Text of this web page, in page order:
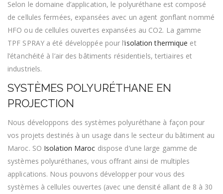
Selon le domaine d’application, le polyuréthane est composé
de cellules fermées, expansées avec un agent gonflant nommé
HFO ou de cellules ouvertes expansées au CO2. La gamme
TPF SPRAY a été développée pour l’isolation thermique et
l’étanchéité à l’air des bâtiments résidentiels, tertiaires et
industriels.
SYSTÈMES POLYURÉTHANE EN
PROJECTION
Nous développons des systèmes polyuréthane à façon pour
vos projets destinés à un usage dans le secteur du bâtiment au
Maroc. SO Isolation Maroc dispose d’une large gamme de
systèmes polyuréthanes, vous offrant ainsi de multiples
applications. Nous pouvons développer pour vous des
systèmes à cellules ouvertes (avec une densité allant de 8 à 30